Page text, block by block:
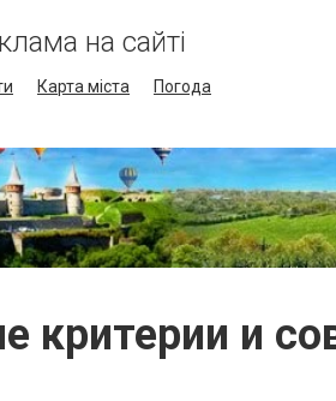
на сайті
Карта міста
Погода
критерии и